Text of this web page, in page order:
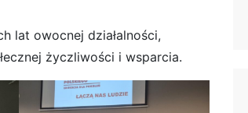
lat owocnej działalności,
życzliwości i wsparcia.